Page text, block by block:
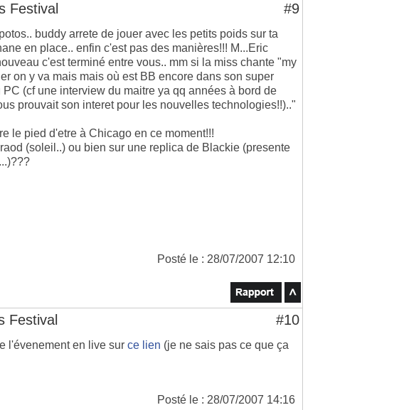
Festival #9
buddy arrete de jouer avec les petits poids sur ta
en place.. enfin c'est pas des manières!!! M...Eric
c'est terminé entre vous.. mm si la miss chante "my
on y va mais mais où est BB encore dans son super
(cf une interview du maitre ya qq années à bord de
prouvait son interet pour les nouvelles technologies!!).."
le pied d'etre à Chicago en ce moment!!!
(soleil..) ou bien sur une replica de Blackie (presente
Posté le : 28/07/2007 12:10
Festival #10
l'évenement en live sur ce lien (je ne sais pas ce que ça
Posté le : 28/07/2007 14:16